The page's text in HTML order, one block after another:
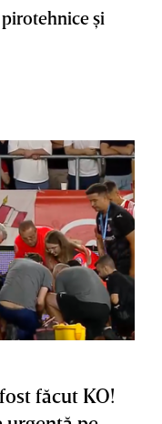
şi
făcut KO!